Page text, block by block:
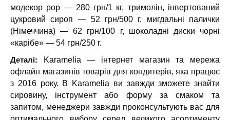
модекор pop — 280 грн/1 кг, тримолін, інвертований
цукровий сироп — 52 грн/500 г, мигдальні палички
(Німеччина) — 62 грн/100 г, шоколадні диски чорні
«карібе» — 54 грн/250 г.
Деталі: Karamelia — інтернет магазин та мережа
офлайн магазинів товарів для кондитерів, яка працює
з 2016 року. В Karamelia ви завжди зможете знайти
сировину, інструмент або форму за смаком та
запитом, менеджери завжди проконсультують вас для